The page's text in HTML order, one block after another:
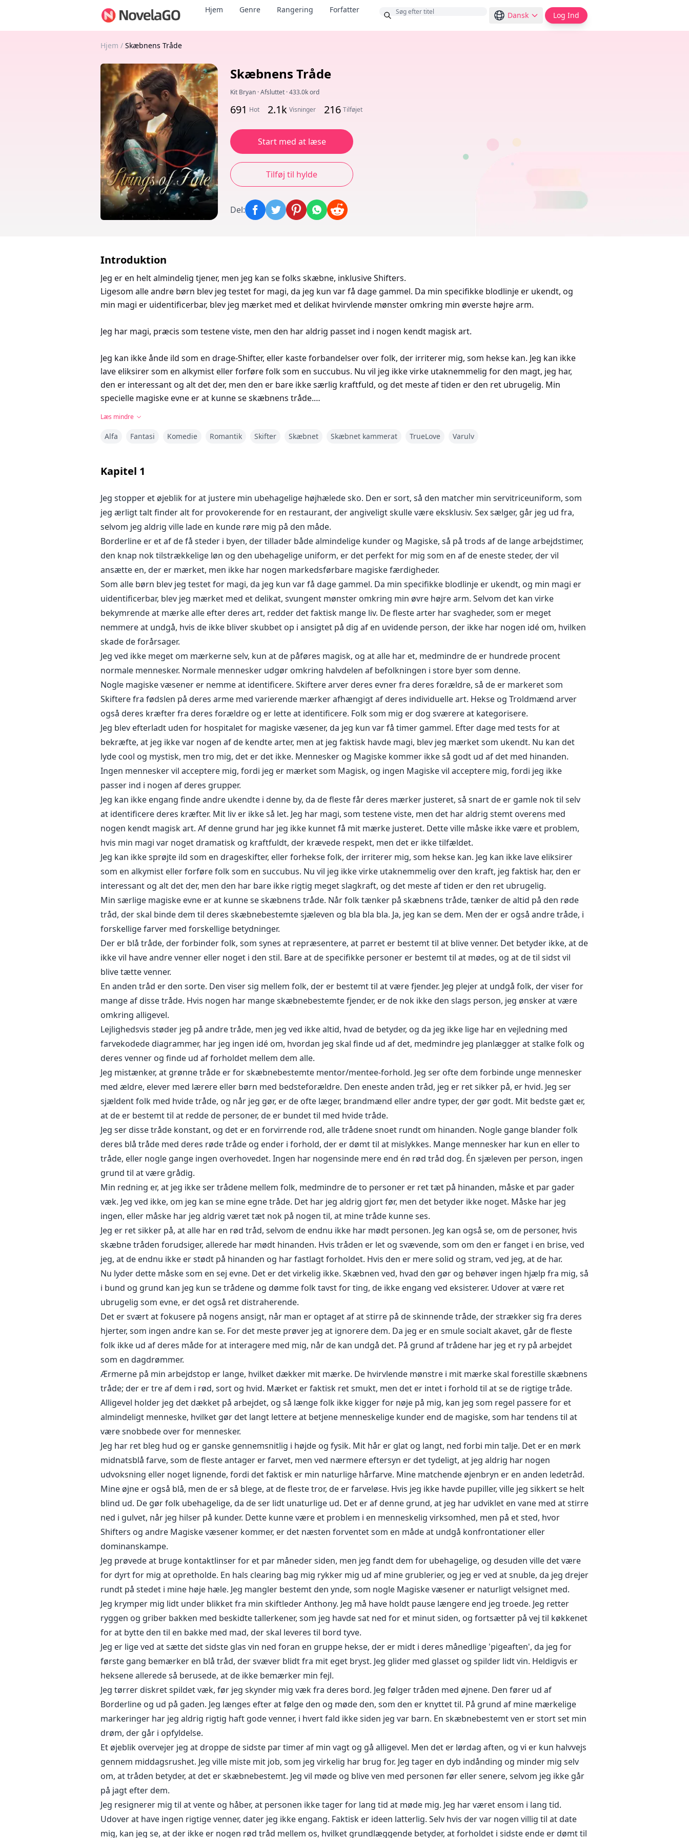
Hjem Genre Rangering Forfatter
Dansk Log Ind
Hjem / Skæbnens Tråde
Skæbnens Tråde
Kit Bryan ·Afsluttet ·433.0k ord
691 Hot 2.1k Visninger 216 Tilføjet
Start med at læse
Tilføj til hylde
Del:
Introduktion
Jeg er en helt almindelig tjener, men jeg kan se folks skæbne, inklusive Shifters.
Ligesom alle andre børn blev jeg testet for magi, da jeg kun var få dage gammel. Da min specifikke blodlinje er ukendt, og
min magi er uidentificerbar, blev jeg mærket med et delikat hvirvlende mønster omkring min øverste højre arm.
Jeg har magi, præcis som testene viste, men den har aldrig passet ind i nogen kendt magisk art.
Jeg kan ikke ånde ild som en drage-Shifter, eller kaste forbandelser over folk, der irriterer mig, som hekse kan. Jeg kan ikke
lave eliksirer som en alkymist eller forføre folk som en succubus. Nu vil jeg ikke virke utaknemmelig for den magt, jeg har,
den er interessant og alt det der, men den er bare ikke særlig kraftfuld, og det meste af tiden er den ret ubrugelig. Min
specielle magiske evne er at kunne se skæbnens tråde.
er en Alfa og min vens tvillingebror.
"Hvad laver du? Det her er mit hjem, du kan ikke bare lukke dig selv ind!" Jeg prøver at holde min stemme fast, men da han
vender sig og ser på mig med sine gyldne øjne, krymper jeg mig. Blikket han giver mig er imperiøst, og jeg sænker
op, fordi han allerede har set væk fra mig. Han er uhøflig, og jeg nægter at vise, at han skræmmer mig, selvom han helt klart
gør det. Han kigger rundt og efter at have indset, at det eneste sted at sidde er det lille bord med de to stole, peger han på
det.
"Sæt dig," beordrer han. Jeg stirrer vredt på ham. Hvem er han til at kommandere mig rundt på den måde? Hvordan kan
nogen så irriterende overhovedet være min sjælemage? Måske sover jeg stadig. Jeg kniber mig selv i armen, og mine øjne
bliver lidt våde af smerten.
Læs mindre
Alfa Fantasi Komedie Romantik Skifter Skæbnet Skæbnet kammerat TrueLove Varulv
Kapitel 1
Jeg stopper et øjeblik for at justere min ubehagelige højhælede sko. Den er sort, så den matcher min servitriceuniform, som
jeg ærligt talt finder alt for provokerende for en restaurant, der angiveligt skulle være eksklusiv. Sex sælger, går jeg ud fra,
selvom jeg aldrig ville lade en kunde røre mig på den måde.
Borderline er et af de få steder i byen, der tillader både almindelige kunder og Magiske, så på trods af de lange arbejdstimer,
den knap nok tilstrækkelige løn og den ubehagelige uniform, er det perfekt for mig som en af de eneste steder, der vil
ansætte en, der er mærket, men ikke har nogen markedsførbare magiske færdigheder.
Som alle børn blev jeg testet for magi, da jeg kun var få dage gammel. Da min specifikke blodlinje er ukendt, og min magi er
uidentificerbar, blev jeg mærket med et delikat, svungent mønster omkring min øvre højre arm. Selvom det kan virke
bekymrende at mærke alle efter deres art, redder det faktisk mange liv. De fleste arter har svagheder, som er meget
nemmere at undgå, hvis de ikke bliver skubbet op i ansigtet på dig af en uvidende person, der ikke har nogen idé om, hvilken
skade de forårsager.
Jeg ved ikke meget om mærkerne selv, kun at de påføres magisk, og at alle har et, medmindre de er hundrede procent
normale mennesker. Normale mennesker udgør omkring halvdelen af befolkningen i store byer som denne.
Nogle magiske væsener er nemme at identificere. Skiftere arver deres evner fra deres forældre, så de er markeret som
Skiftere fra fødslen på deres arme med varierende mærker afhængigt af deres individuelle art. Hekse og Troldmænd arver
også deres kræfter fra deres forældre og er lette at identificere. Folk som mig er dog sværere at kategorisere.
Jeg blev efterladt uden for hospitalet for magiske væsener, da jeg kun var få timer gammel. Efter dage med tests for at
bekræfte, at jeg ikke var nogen af de kendte arter, men at jeg faktisk havde magi, blev jeg mærket som ukendt. Nu kan det
lyde cool og mystisk, men tro mig, det er det ikke. Mennesker og Magiske kommer ikke så godt ud af det med hinanden.
Ingen mennesker vil acceptere mig, fordi jeg er mærket som Magisk, og ingen Magiske vil acceptere mig, fordi jeg ikke
passer ind i nogen af deres grupper.
Jeg kan ikke engang finde andre ukendte i denne by, da de fleste får deres mærker justeret, så snart de er gamle nok til selv
at identificere deres kræfter. Mit liv er ikke så let. Jeg har magi, som testene viste, men det har aldrig stemt overens med
nogen kendt magisk art. Af denne grund har jeg ikke kunnet få mit mærke justeret. Dette ville måske ikke være et problem,
hvis min magi var noget dramatisk og kraftfuldt, der krævede respekt, men det er ikke tilfældet.
Jeg kan ikke sprøjte ild som en drageskifter, eller forhekse folk, der irriterer mig, som hekse kan. Jeg kan ikke lave eliksirer
som en alkymist eller forføre folk som en succubus. Nu vil jeg ikke virke utaknemmelig over den kraft, jeg faktisk har, den er
interessant og alt det der, men den har bare ikke rigtig meget slagkraft, og det meste af tiden er den ret ubrugelig.
Min særlige magiske evne er at kunne se skæbnens tråde. Når folk tænker på skæbnens tråde, tænker de altid på den røde
tråd, der skal binde dem til deres skæbnebestemte sjæleven og bla bla bla. Ja, jeg kan se dem. Men der er også andre tråde, i
forskellige farver med forskellige betydninger.
Der er blå tråde, der forbinder folk, som synes at repræsentere, at parret er bestemt til at blive venner. Det betyder ikke, at de
ikke vil have andre venner eller noget i den stil. Bare at de specifikke personer er bestemt til at mødes, og at de til sidst vil
blive tætte venner.
En anden tråd er den sorte. Den viser sig mellem folk, der er bestemt til at være fjender. Jeg plejer at undgå folk, der viser for
mange af disse tråde. Hvis nogen har mange skæbnebestemte fjender, er de nok ikke den slags person, jeg ønsker at være
omkring alligevel.
Lejlighedsvis støder jeg på andre tråde, men jeg ved ikke altid, hvad de betyder, og da jeg ikke lige har en vejledning med
farvekodede diagrammer, har jeg ingen idé om, hvordan jeg skal finde ud af det, medmindre jeg planlægger at stalke folk og
deres venner og finde ud af forholdet mellem dem alle.
Jeg mistænker, at grønne tråde er for skæbnebestemte mentor/mentee-forhold. Jeg ser ofte dem forbinde unge mennesker
med ældre, elever med lærere eller børn med bedsteforældre. Den eneste anden tråd, jeg er ret sikker på, er hvid. Jeg ser
sjældent folk med hvide tråde, og når jeg gør, er de ofte læger, brandmænd eller andre typer, der gør godt. Mit bedste gæt er,
at de er bestemt til at redde de personer, de er bundet til med hvide tråde.
Jeg ser disse tråde konstant, og det er en forvirrende rod, alle trådene snoet rundt om hinanden. Nogle gange blander folk
deres blå tråde med deres røde tråde og ender i forhold, der er dømt til at mislykkes. Mange mennesker har kun en eller to
tråde, eller nogle gange ingen overhovedet. Ingen har nogensinde mere end én rød tråd dog. Én sjæleven per person, ingen
grund til at være grådig.
Min redning er, at jeg ikke ser trådene mellem folk, medmindre de to personer er ret tæt på hinanden, måske et par gader
væk. Jeg ved ikke, om jeg kan se mine egne tråde. Det har jeg aldrig gjort før, men det betyder ikke noget. Måske har jeg
ingen, eller måske har jeg aldrig været tæt nok på nogen til, at mine tråde kunne ses.
Jeg er ret sikker på, at alle har en rød tråd, selvom de endnu ikke har mødt personen. Jeg kan også se, om de personer, hvis
skæbne tråden forudsiger, allerede har mødt hinanden. Hvis tråden er let og svævende, som om den er fanget i en brise, ved
jeg, at de endnu ikke er stødt på hinanden og har fastlagt forholdet. Hvis den er mere solid og stram, ved jeg, at de har.
Nu lyder dette måske som en sej evne. Det er det virkelig ikke. Skæbnen ved, hvad den gør og behøver ingen hjælp fra mig, så
i bund og grund kan jeg kun se trådene og dømme folk tavst for ting, de ikke engang ved eksisterer. Udover at være ret
ubrugelig som evne, er det også ret distraherende.
Det er svært at fokusere på nogens ansigt, når man er optaget af at stirre på de skinnende tråde, der strækker sig fra deres
hjerter, som ingen andre kan se. For det meste prøver jeg at ignorere dem. Da jeg er en smule socialt akavet, går de fleste
folk ikke ud af deres måde for at interagere med mig, når de kan undgå det. På grund af trådene har jeg et ry på arbejdet
som en dagdrømmer.
Ærmerne på min arbejdstop er lange, hvilket dækker mit mærke. De hvirvlende mønstre i mit mærke skal forestille skæbnens
tråde; der er tre af dem i rød, sort og hvid. Mærket er faktisk ret smukt, men det er intet i forhold til at se de rigtige tråde.
Alligevel holder jeg det dækket på arbejdet, og så længe folk ikke kigger for nøje på mig, kan jeg som regel passere for et
almindeligt menneske, hvilket gør det langt lettere at betjene menneskelige kunder end de magiske, som har tendens til at
være snobbede over for mennesker.
Jeg har ret bleg hud og er ganske gennemsnitlig i højde og fysik. Mit hår er glat og langt, ned forbi min talje. Det er en mørk
midnatsblå farve, som de fleste antager er farvet, men ved nærmere eftersyn er det tydeligt, at jeg aldrig har nogen
udvoksning eller noget lignende, fordi det faktisk er min naturlige hårfarve. Mine matchende øjenbryn er en anden ledetråd.
Mine øjne er også blå, men de er så blege, at de fleste tror, de er farveløse. Hvis jeg ikke havde pupiller, ville jeg sikkert se helt
blind ud. De gør folk ubehagelige, da de ser lidt unaturlige ud. Det er af denne grund, at jeg har udviklet en vane med at stirre
ned i gulvet, når jeg hilser på kunder. Dette kunne være et problem i en menneskelig virksomhed, men på et sted, hvor
Shifters og andre Magiske væsener kommer, er det næsten forventet som en måde at undgå konfrontationer eller
dominanskampe.
Jeg prøvede at bruge kontaktlinser for et par måneder siden, men jeg fandt dem for ubehagelige, og desuden ville det være
for dyrt for mig at opretholde. En hals clearing bag mig rykker mig ud af mine grublerier, og jeg er ved at snuble, da jeg drejer
rundt på stedet i mine høje hæle. Jeg mangler bestemt den ynde, som nogle Magiske væsener er naturligt velsignet med.
Jeg krymper mig lidt under blikket fra min skiftleder Anthony. Jeg må have holdt pause længere end jeg troede. Jeg retter
ryggen og griber bakken med beskidte tallerkener, som jeg havde sat ned for et minut siden, og fortsætter på vej til køkkenet
for at bytte den til en bakke med mad, der skal leveres til bord tyve.
Jeg er lige ved at sætte det sidste glas vin ned foran en gruppe hekse, der er midt i deres månedlige 'pigeaften', da jeg for
første gang bemærker en blå tråd, der svæver blidt fra mit eget bryst. Jeg glider med glasset og spilder lidt vin. Heldigvis er
heksene allerede så berusede, at de ikke bemærker min fejl.
Jeg tørrer diskret spildet væk, før jeg skynder mig væk fra deres bord. Jeg følger tråden med øjnene. Den fører ud af
Borderline og ud på gaden. Jeg længes efter at følge den og møde den, som den er knyttet til. På grund af mine mærkelige
markeringer har jeg aldrig rigtig haft gode venner, i hvert fald ikke siden jeg var barn. En skæbnebestemt ven er stort set min
drøm, der går i opfyldelse.
Et øjeblik overvejer jeg at droppe de sidste par timer af min vagt og gå alligevel. Men det er lørdag aften, og vi er kun halvvejs
gennem middagsrushet. Jeg ville miste mit job, som jeg virkelig har brug for. Jeg tager en dyb indånding og minder mig selv
om, at tråden betyder, at det er skæbnebestemt. Jeg vil møde og blive ven med personen før eller senere, selvom jeg ikke går
på jagt efter dem.
Jeg resignerer mig til at vente og håber, at personen ikke tager for lang tid at møde mig. Jeg har været ensom i lang tid.
Udover at have ingen rigtige venner, dater jeg ikke engang. Faktisk er ideen latterlig. Selv hvis der var nogen villig til at date
mig, kan jeg se, at der ikke er nogen rød tråd mellem os, hvilket grundlæggende betyder, at forholdet i sidste ende er dømt til